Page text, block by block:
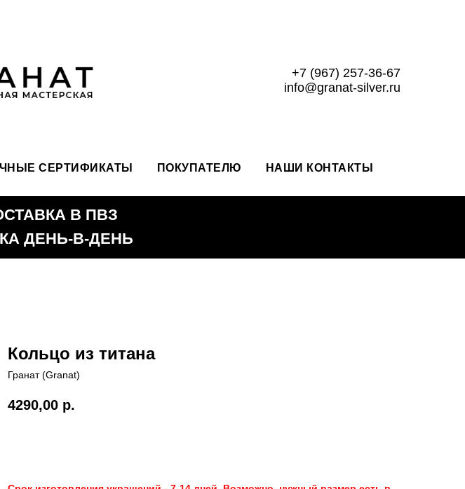
+7 (967) 257-36-67
info@granat-silver.ru
СЕРТИФИКАТЫ ПОКУПАТЕЛЮ НАШИ КОНТАКТЫ
В-ДЕНЬ
Кольцо из титана
Гранат (Granat)
4290,00 р.